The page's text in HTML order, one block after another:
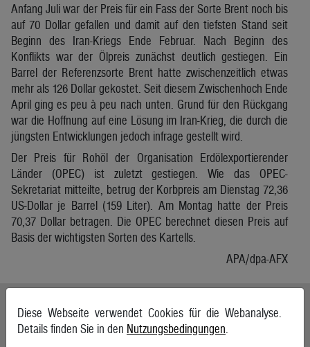
Anfang Juli war der Preis für ein Fass der Sorte Brent noch bis
auf 70 Dollar gefallen und damit auf den tiefsten Stand seit
Beginn des Iran-Kriegs Ende Februar. Nach Beginn des
Konflikts war der Ölpreis zunächst deutlich gestiegen. Ein
Barrel der Referenzsorte Brent hatte zwischenzeitlich etwas
mehr als 126 Dollar gekostet. Seit diesem Zwischenhoch Ende
April ging es peu à peu nach unten. Grund für den Rückgang
war die Hoffnung auf eine Lösung im Iran-Krieg, die durch die
jüngsten Entwicklungen jedoch infrage gestellt wird.
Der Preis für Rohöl der Organisation Erdölexportierender
Länder (OPEC) ist zuletzt gestiegen. Wie das OPEC-
Sekretariat mitteilte, betrug der Korbpreis am Dienstag 72,36
US-Dollar je Barrel (159 Liter). Am Montag hatte der Preis
70,37 Dollar betragen. Die OPEC berechnet diesen Preis auf
Basis der wichtigsten Sorten des Kartells.
APA/dpa-AFX
Ähnliche Artikel weiterlesen
Energieimporte trieben im Mai die Einfuhren an
Diese Webseite verwendet Cookies für die Webanalyse.
Details finden Sie in den Nutzungsbedingungen